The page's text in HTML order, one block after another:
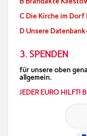
C Die Kirche im Dorf
D Unsere
3. SPENDEN
für unsere oben
allgemein.
JEDER EURO HILFT!